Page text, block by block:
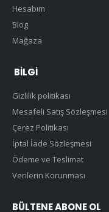
Hesabım
Blog
Mağaza
BILGI
Gizlilik politikası
Mesafeli Satış Sözleşmesi
Çerez Politikası
İptal İade Sözleşmesi
Ödeme ve Teslimat
Verilerin Korunması
BÜLTENE ABONE OL